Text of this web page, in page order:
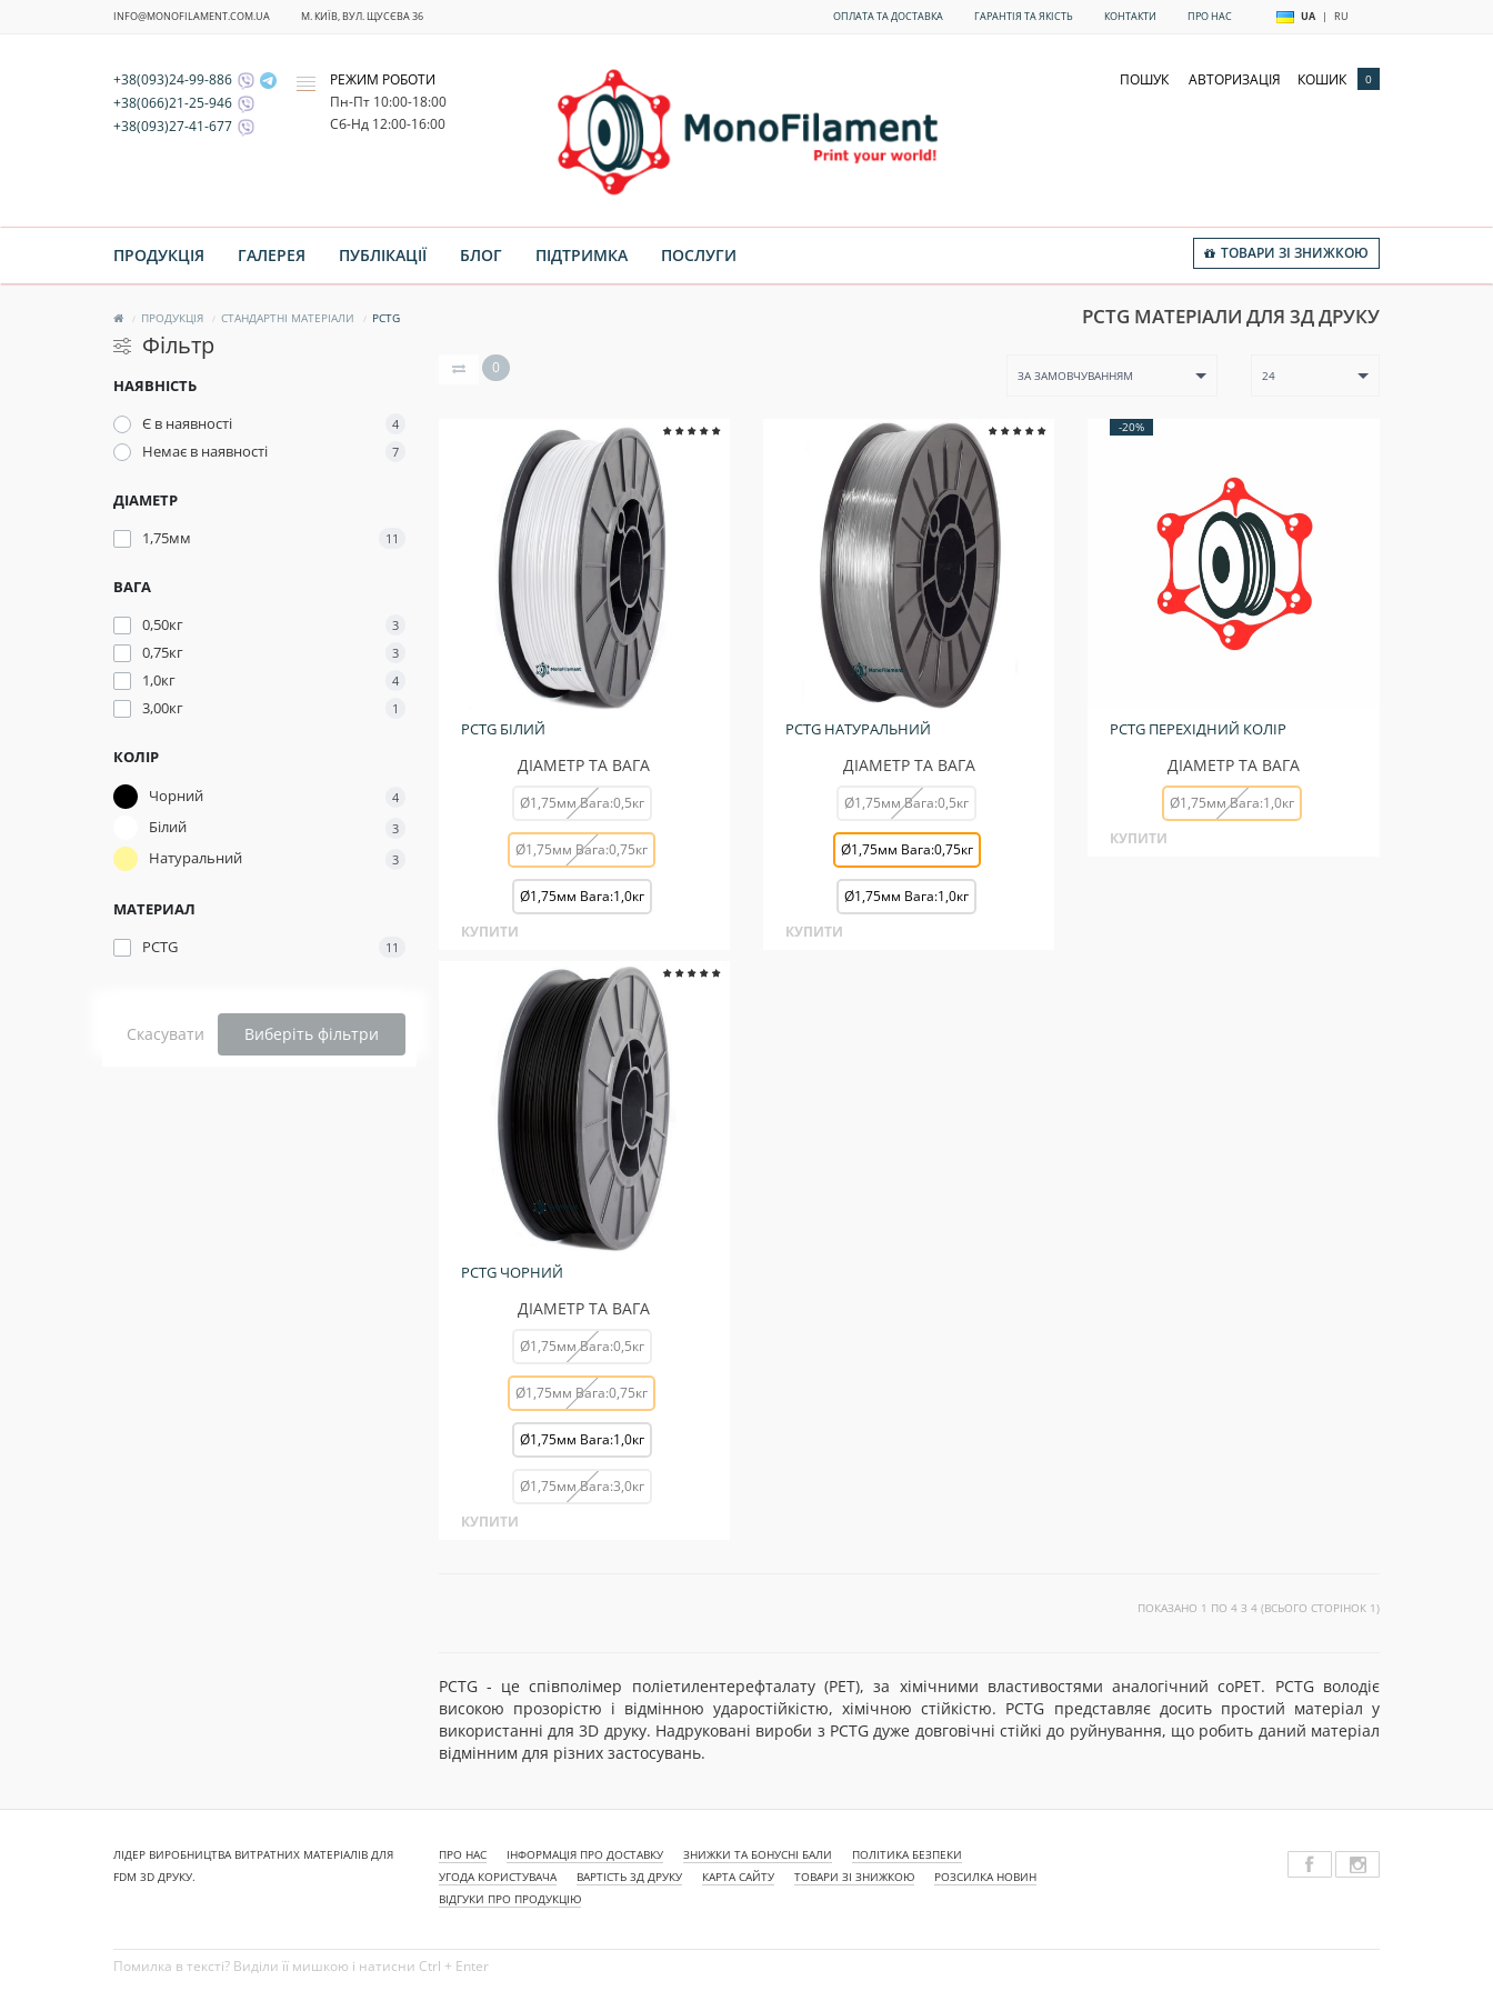
INFO@MONOFILAMENT.COM.UA М. КИЇВ, ВУЛ. ЩУСЄВА 36 ОПЛАТА ТА ДОСТАВКА ГАРАНТІЯ ТА ЯКІСТЬ КОНТАКТИ ПРО НАС UA | RU
+38(093)24-99-886
+38(066)21-25-946
+38(093)27-41-677
РЕЖИМ РОБОТИ
Пн-Пт 10:00-18:00
Cб-Нд 12:00-16:00
ПОШУК АВТОРИЗАЦІЯ КОШИК 0
ПРОДУКЦІЯ ГАЛЕРЕЯ ПУБЛІКАЦІЇ БЛОГ ПІДТРИМКА ПОСЛУГИ ТОВАРИ ЗІ ЗНИЖКОЮ
ПРОДУКЦІЯ СТАНДАРТНІ МАТЕРІАЛИ PCTG PCTG МАТЕРІАЛИ ДЛЯ 3Д ДРУКУ
Фільтр
НАЯВНІСТЬ
Є в наявності
4
Немає в наявності 7
ДІАМЕТР
1,75мм
11
ВАГА
0,50кг
3
0,75кг 3
1,0кг 4
3,00кг 1
КОЛІР
Чорний
4
Білий 3
Натуральний 3
МАТЕРИАЛ
PCTG
11
Скасувати Виберіть фільтри
0 ЗА ЗАМОВЧУВАННЯМ 24
PCTG БІЛИЙ
ДІАМЕТР ТА ВАГА
Ø1,75мм Вага:0,5кг
Ø1,75мм Вага:0,75кг
Ø1,75мм Вага:1,0кг
КУПИТИ
PCTG НАТУРАЛЬНИЙ
ДІАМЕТР ТА ВАГА
Ø1,75мм Вага:0,5кг
Ø1,75мм Вага:0,75кг
Ø1,75мм Вага:1,0кг
КУПИТИ
-20%
PCTG ПЕРЕХІДНИЙ КОЛІР
ДІАМЕТР ТА ВАГА
Ø1,75мм Вага:1,0кг
КУПИТИ
PCTG ЧОРНИЙ
ДІАМЕТР ТА ВАГА
Ø1,75мм Вага:0,5кг
Ø1,75мм Вага:0,75кг
Ø1,75мм Вага:1,0кг
Ø1,75мм Вага:3,0кг
КУПИТИ
ПОКАЗАНО 1 ПО 4 З 4 (ВСЬОГО СТОРІНОК 1)
PCTG - це співполімер поліетилентерефталату (PET), за хімічними властивостями аналогічний coPET. PCTG володіє
високою прозорістю і відмінною ударостійкістю, хімічною стійкістю. PCTG представляє досить простий матеріал у
використанні для 3D друку. Надруковані вироби з PCTG дуже довговічні стійкі до руйнування, що робить даний матеріал
відмінним для різних застосувань.
ЛІДЕР ВИРОБНИЦТВА ВИТРАТНИХ МАТЕРІАЛІВ ДЛЯ
FDM 3D ДРУКУ.
ПРО НАС ІНФОРМАЦІЯ ПРО ДОСТАВКУ ЗНИЖКИ ТА БОНУСНІ БАЛИ
ПОЛІТИКА БЕЗПЕКИ
УГОДА КОРИСТУВАЧА
ВАРТІСТЬ 3Д ДРУКУ КАРТА САЙТУ ТОВАРИ ЗІ ЗНИЖКОЮ
РОЗСИЛКА НОВИН
ВІДГУКИ ПРО ПРОДУКЦІЮ
Помилка в тексті? Виділи її мишкою і натисни Ctrl + Enter